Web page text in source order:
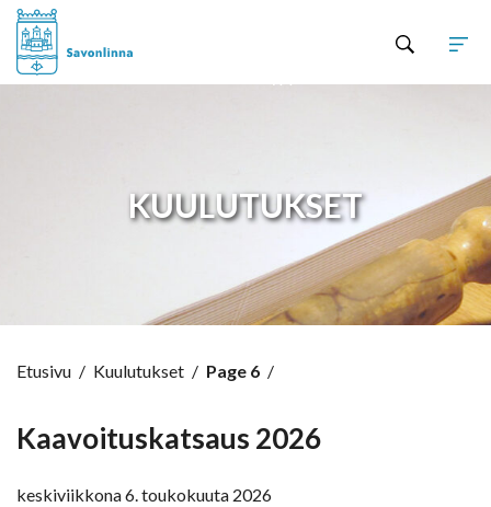
KUULUTUKSET
Etusivu / Kuulutukset / Page 6 /
Kaavoituskatsaus 2026
keskiviikkona 6. toukokuuta 2026